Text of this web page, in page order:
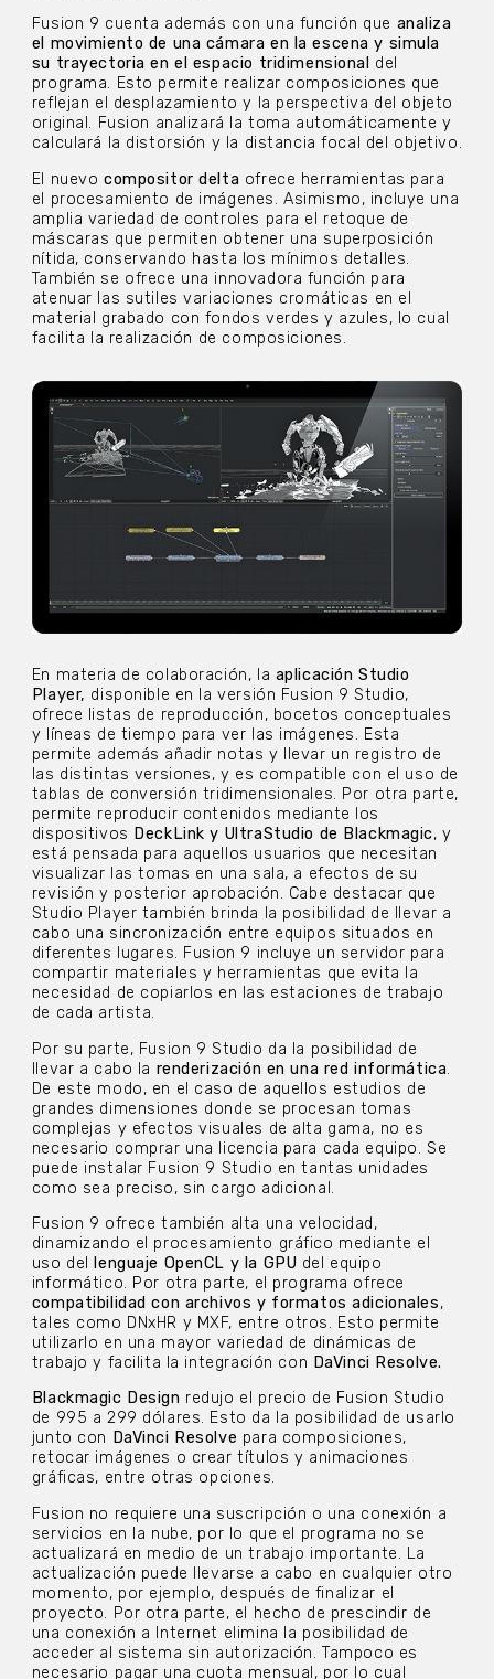
Fusion 9 cuenta además con una función que analiza
el movimiento de una cámara en la escena y simula
su trayectoria en el espacio tridimensional del
programa. Esto permite realizar composiciones que
reflejan el desplazamiento y la perspectiva del objeto
original. Fusion analizará la toma automáticamente y
calculará la distorsión y la distancia focal del objetivo.
El nuevo compositor delta ofrece herramientas para
el procesamiento de imágenes. Asimismo, incluye una
amplia variedad de controles para el retoque de
máscaras que permiten obtener una superposición
nítida, conservando hasta los mínimos detalles.
También se ofrece una innovadora función para
atenuar las sutiles variaciones cromáticas en el
material grabado con fondos verdes y azules, lo cual
facilita la realización de composiciones.
En materia de colaboración, la aplicación Studio
Player, disponible en la versión Fusion 9 Studio,
ofrece listas de reproducción, bocetos conceptuales
y líneas de tiempo para ver las imágenes. Esta
permite además añadir notas y llevar un registro de
las distintas versiones, y es compatible con el uso de
tablas de conversión tridimensionales. Por otra parte,
permite reproducir contenidos mediante los
dispositivos DeckLink y UltraStudio de Blackmagic, y
está pensada para aquellos usuarios que necesitan
visualizar las tomas en una sala, a efectos de su
revisión y posterior aprobación. Cabe destacar que
Studio Player también brinda la posibilidad de llevar a
cabo una sincronización entre equipos situados en
diferentes lugares. Fusion 9 incluye un servidor para
compartir materiales y herramientas que evita la
necesidad de copiarlos en las estaciones de trabajo
de cada artista.
Por su parte, Fusion 9 Studio da la posibilidad de
llevar a cabo la renderización en una red informática.
De este modo, en el caso de aquellos estudios de
grandes dimensiones donde se procesan tomas
complejas y efectos visuales de alta gama, no es
necesario comprar una licencia para cada equipo. Se
puede instalar Fusion 9 Studio en tantas unidades
como sea preciso, sin cargo adicional.
Fusion 9 ofrece también alta una velocidad,
dinamizando el procesamiento gráfico mediante el
uso del
lenguaje OpenCL y la GPU del equipo
informático. Por otra parte, el programa ofrece
compatibilidad con archivos y formatos adicionales,
tales como DNxHR y MXF, entre otros. Esto permite
utilizarlo en una mayor variedad de dinámicas de
trabajo y facilita la integración con DaVinci Resolve.
Blackmagic Design redujo el precio de Fusion Studio
de 995 a 299 dólares. Esto da la posibilidad de usarlo
junto con DaVinci Resolve para composiciones,
retocar imágenes o crear títulos y animaciones
gráficas, entre otras opciones.
Fusion no requiere una suscripción o una conexión a
servicios en la nube, por lo que el programa no se
actualizará en medio de un trabajo importante. La
actualización puede llevarse a cabo en cualquier otro
momento, por ejemplo, después de finalizar el
proyecto. Por otra parte, el hecho de prescindir de
una conexión a Internet elimina la posibilidad de
acceder al sistema sin autorización. Tampoco es
necesario pagar una cuota mensual, por lo cual